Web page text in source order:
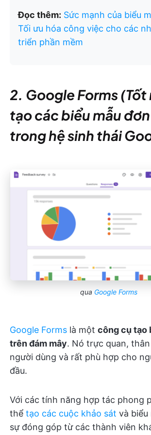
Đọc thêm: Sức mạnh của biểu
Tối ưu hóa công việc cho các
triển phần mềm
2. Google Forms
tạo các biểu mẫu
trong hệ sinh thái
qua Google Forms
Google Forms là một công cụ tạo
trên đám mây. Nó trực quan,
người dùng và rất phù hợp cho
đầu.
Với các tính năng hợp tác phong
thể tạo các cuộc khảo sát và biểu
sự đóng góp từ các thành viên